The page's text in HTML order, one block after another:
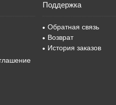
Поддержка
Обратная связь
Возврат
История заказов